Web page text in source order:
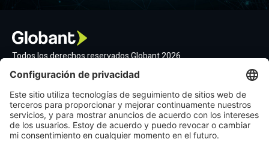
Todos los derechos reservados Globant 2026
Contáctanos
Déjanos un mensaje
hi@globant.com
Síguenos